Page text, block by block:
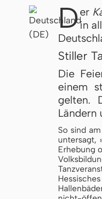
Der
in
Stiller
Die
einem
gelten.
Ländern
So sind
untersagt,
Erhebung